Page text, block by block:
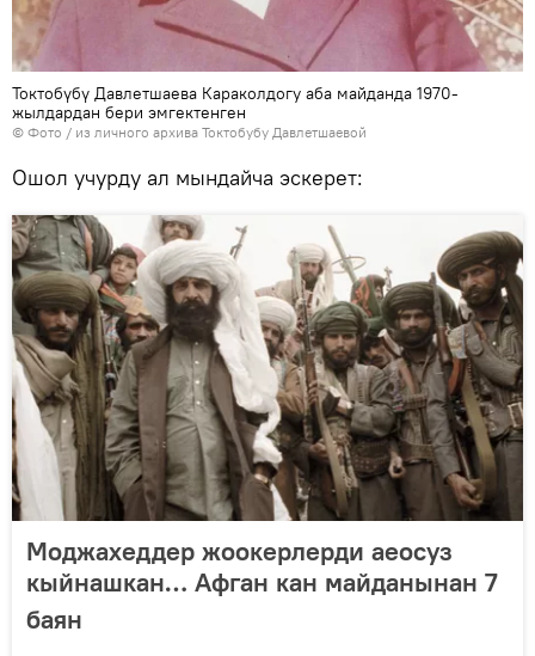
Токтобүбү Давлетшаева Караколдогу аба майданда 1970-
жылдардан бери эмгектенген
© Фото / из личного архива Токтобубу Давлетшаевой
Ошол учурду ал мындайча эскерет:
Моджахеддер жоокерлерди аеосуз
кыйнашкан… Афган кан майданынан 7
баян